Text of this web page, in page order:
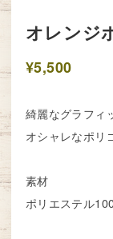
オレンジ
¥5,500
綺麗なグラフィ
オシャレなポリ
素材
ポリエステル